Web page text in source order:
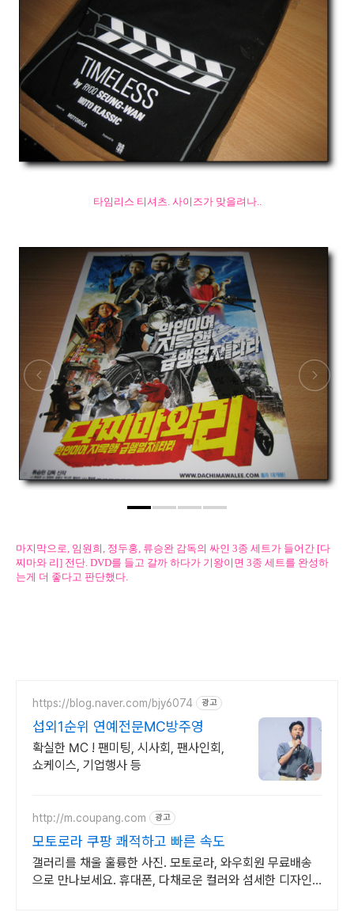
타임리스 티셔츠. 사이즈가 맞을려나..
마지막으로, 임원희, 정두홍, 류승완 감독의 싸인 3종 세트가 들어간 [다
찌마와 리] 전단. DVD를 들고 갈까 하다가 기왕이면 3종 세트를 완성하
는게 더 좋다고 판단했다.
https://blog.naver.com/bjy6074 광고
섭외1순위 연예전문MC방주영
확실한 MC ! 팬미팅, 시사회, 팬사인회,
쇼케이스, 기업행사 등
http://m.coupang.com 광고
모토로라 쿠팡 쾌적하고 빠른 속도
갤러리를 채울 훌륭한 사진. 모토로라, 와우회원 무료배송
으로 만나보세요. 휴대폰, 다채로운 컬러와 섬세한 디자인